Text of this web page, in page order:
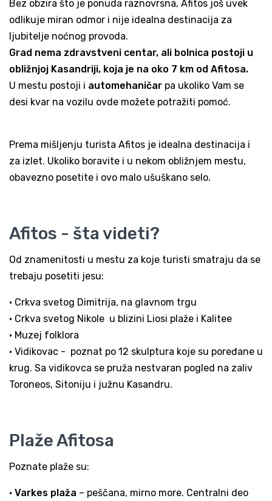
Bez obzira što je ponuda raznovrsna, Afitos još uvek
odlikuje miran odmor i nije idealna destinacija za
ljubitelje noćnog provoda.
Grad nema zdravstveni centar, ali bolnica postoji u
obližnjoj Kasandriji, koja je na oko 7 km od Afitosa.
U mestu postoji i automehaničar pa ukoliko Vam se
desi kvar na vozilu ovde možete potražiti pomoć.
Prema mišljenju turista Afitos je idealna destinacija i
za izlet. Ukoliko boravite i u nekom obližnjem mestu,
obavezno posetite i ovo malo ušuškano selo.
Afitos - šta videti?
Od znamenitosti u mestu za koje turisti smatraju da se
trebaju posetiti jesu:
• Crkva svetog Dimitrija, na glavnom trgu
• Crkva svetog Nikole u blizini Liosi plaže i Kalitee
• Muzej folklora
• Vidikovac - poznat po 12 skulptura koje su poređane u
krug. Sa vidikovca se pruža nestvaran pogled na zaliv
Toroneos, Sitoniju i južnu Kasandru.
Plaže Afitosa
Poznate plaže su:
• Varkes plaža – peščana, mirno more. Centralni deo